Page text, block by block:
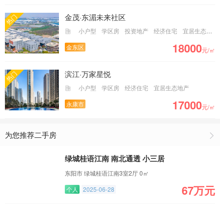
热门 金茂·东湄未来社区
小户型 学区房 投资地产 经济住宅
宜居生态地产
金东区
18000元/㎡
热门 滨江·万家星悦
小户型 学区房 经济住宅
宜居生态地产
永康市
17000元/㎡
为您推荐二手房
绿城桂语江南 南北通透 小三居
东阳市 绿城桂语江南3室2厅 0㎡
个人
2025-06-28 67万元